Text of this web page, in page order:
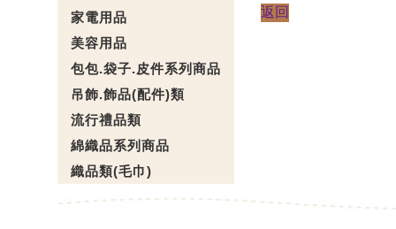
家電用品
美容用品
包包.袋子.皮件系列商品
吊飾.飾品(配件)類
流行禮品類
綿織品系列商品
織品類(毛巾)
返回